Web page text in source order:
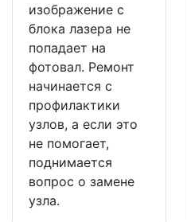
изображение с
блока лазера не
попадает на
фотовал. Ремонт
начинается с
профилактики
узлов, а если это
не помогает,
поднимается
вопрос о замене
узла.